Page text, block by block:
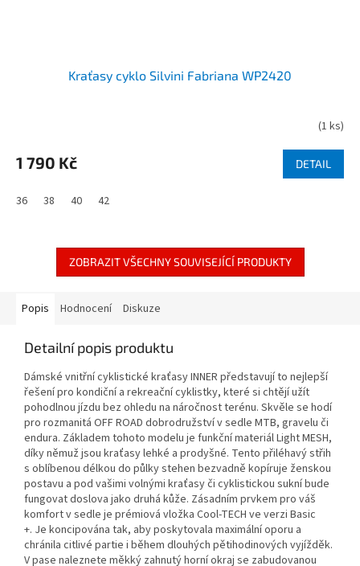
Kraťasy cyklo Silvini Fabriana WP2420
(1 ks)
1 790 Kč DETAIL
36 38 40 42
ZOBRAZIT VŠECHNY SOUVISEJÍCÍ PRODUKTY
Popis Hodnocení Diskuze
Detailní popis produktu
Dámské vnitřní cyklistické kraťasy INNER představují to nejlepší
řešení pro kondiční a rekreační cyklistky, které si chtějí užít
pohodlnou jízdu bez ohledu na náročnost terénu. Skvěle se hodí
pro rozmanitá OFF ROAD dobrodružství v sedle MTB, gravelu či
endura. Základem tohoto modelu je funkční materiál Light MESH,
díky němuž jsou kraťasy lehké a prodyšné. Tento přiléhavý střih
s oblíbenou délkou do půlky stehen bezvadně kopíruje ženskou
postavu a pod vašimi volnými kraťasy či cyklistickou sukní bude
fungovat doslova jako druhá kůže. Zásadním prvkem pro váš
komfort v sedle je prémiová vložka Cool-TECH ve verzi Basic
+. Je koncipována tak, aby poskytovala maximální oporu a
chránila citlivé partie i během dlouhých pětihodinových vyjížděk.
V pase naleznete měkký zahnutý horní okraj se zabudovanou